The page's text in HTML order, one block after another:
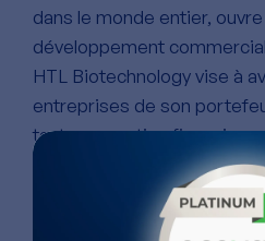
dans le monde entier, ouvre
développement
HTL Biotechnology vise à
entreprises de son
tant que soutien financier,
conseiller scientifique,
commercial et stratégique.